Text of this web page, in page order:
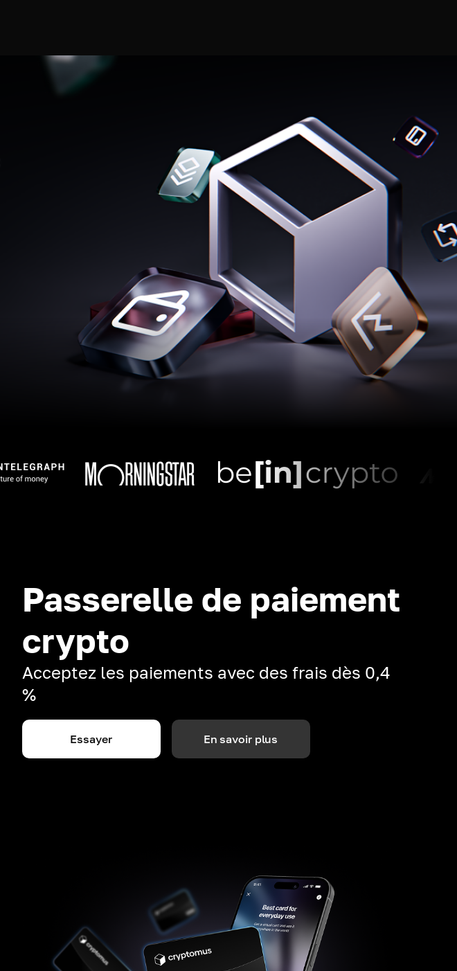
Passerelle de paiement
crypto
Acceptez les paiements avec des frais dès 0,4
%
Essayer En savoir plus